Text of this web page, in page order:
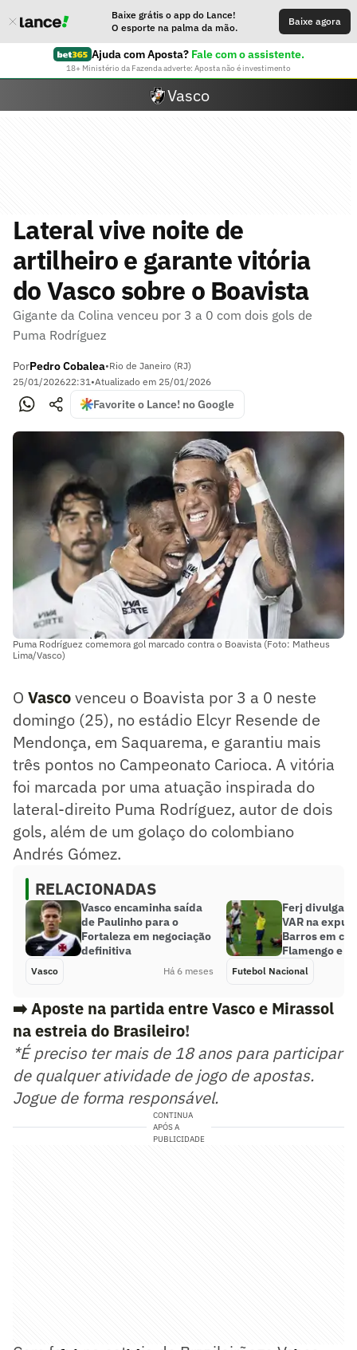
Baixe grátis o app do Lance!
O esporte na palma da mão.
Baixe agora
Ajuda com Aposta? Fale com o assistente.
18+ Ministério da Fazenda adverte: Aposta não é investimento
Vasco
Lateral vive noite de
artilheiro e garante vitória
do Vasco sobre o Boavista
Gigante da Colina venceu por 3 a 0 com dois gols de
Puma Rodríguez
PorPedro Cobalea•Rio de Janeiro (RJ)
25/01/202622:31•Atualizado em 25/01/2026
Favorite o Lance! no Google
Puma Rodríguez comemora gol marcado contra o Boavista (Foto: Matheus
Lima/Vasco)
O Vascovenceu o Boavista por 3 a 0 neste
domingo (25), no estádio Elcyr Resende de
Mendonça, em Saquarema, e garantiu mais
três pontos no Campeonato Carioca. A vitória
foi marcada por uma atuação inspirada do
lateral-direito Puma Rodríguez, autor de dois
gols, além de um golaço do colombiano
Andrés Gómez.
RELACIONADAS
Vasco encaminha saída
de Paulinho para o
Fortaleza em negociação
definitiva
Vasco Há 6 meses
Ferj divulga
VAR na
Barros em
Flamengo e
Futebol Nacional
➡️ Aposte na partida entre Vasco e Mirassol
na estreia do Brasileiro!
*É preciso ter mais de 18 anos para participar
de qualquer atividade de jogo de apostas.
Jogue de forma responsável.
CONTINUA
APÓS A
PUBLICIDADE